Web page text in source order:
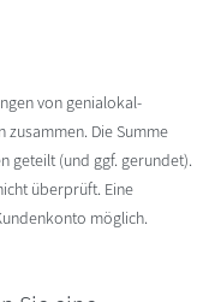
von genialokal-
zusammen. Die Summe
geteilt (und ggf. gerundet).
überprüft. Eine
möglich.